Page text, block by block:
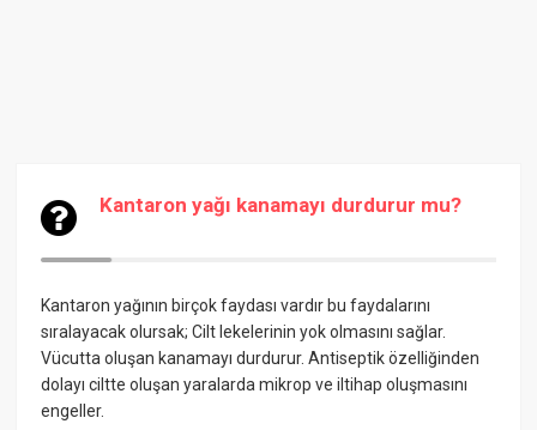
Kantaron yağı kanamayı durdurur mu?
Kantaron yağının birçok faydası vardır bu faydalarını
sıralayacak olursak; Cilt lekelerinin yok olmasını sağlar.
Vücutta oluşan kanamayı durdurur. Antiseptik özelliğinden
dolayı ciltte oluşan yaralarda mikrop ve iltihap oluşmasını
engeller.